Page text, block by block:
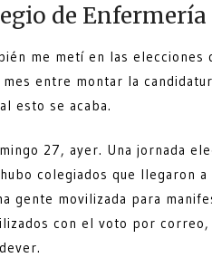
de Enfermería
me metí en las elecciones
entre montar la
esto se acaba.
27, ayer. Una jornada
colegiados que llegaron
gente movilizada para
con el voto por correo,